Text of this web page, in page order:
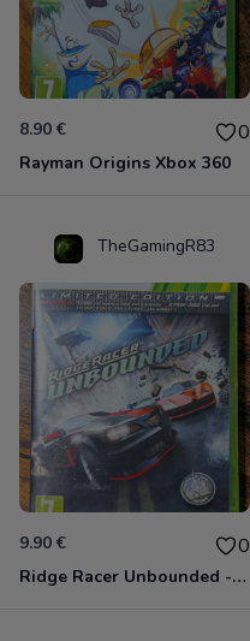
8.90 € 0
Rayman Origins Xbox 360
TheGamingR83
9.90 € 0
Ridge Racer Unbounded - Édition Limitée Xbox 360